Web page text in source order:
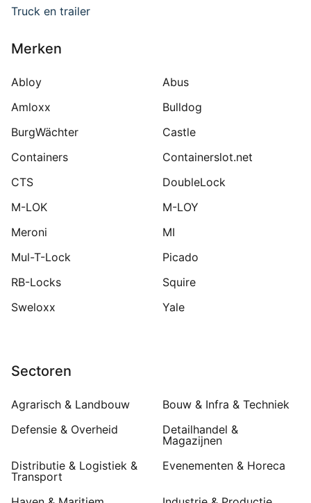
Truck en trailer
Merken
Abloy
Abus
Amloxx
Bulldog
BurgWächter
Castle
Containers
Containerslot.net
CTS
DoubleLock
M-LOK
M-LOY
Meroni
MI
Mul-T-Lock
Picado
RB-Locks
Squire
Sweloxx
Yale
Sectoren
Agrarisch & Landbouw
Bouw & Infra & Techniek
Defensie & Overheid
Detailhandel &
Magazijnen
Distributie & Logistiek &
Transport
Evenementen & Horeca